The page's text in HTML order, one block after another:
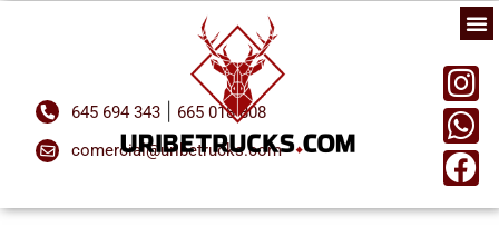
645 694 343
665 018 808
comercial@uribetrucks.com